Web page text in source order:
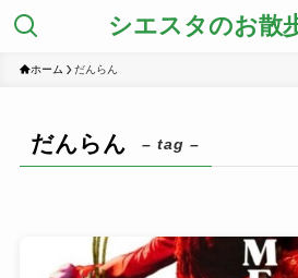
シエスタのお散
ホーム だんらん
だんらん – tag –